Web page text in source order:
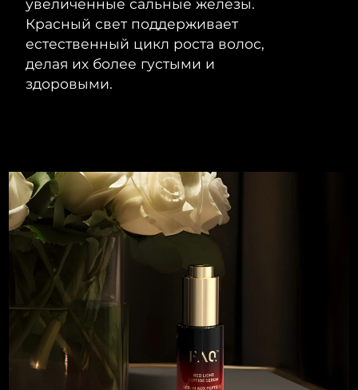
увеличенные сальные железы.
Красный свет поддерживает
естественный цикл роста волос,
делая их более густыми и
здоровыми.